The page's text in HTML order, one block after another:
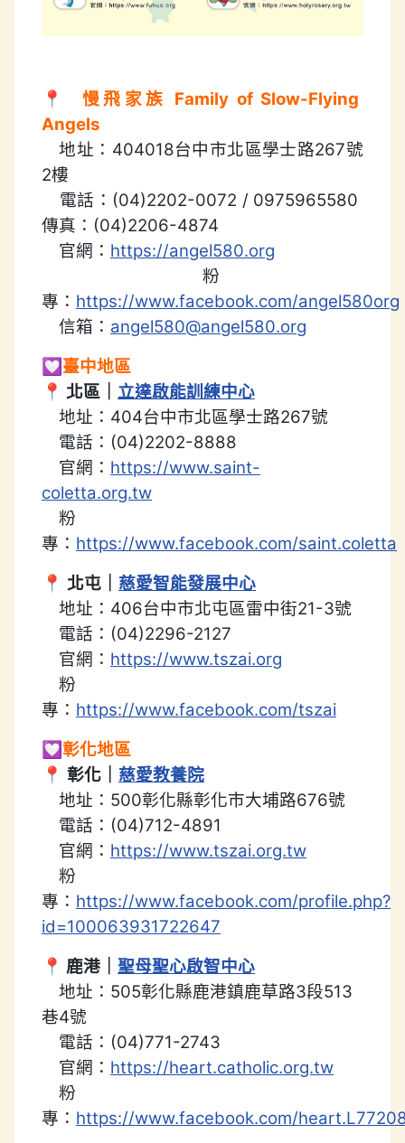
📍
慢飛家族 Family of Slow-Flying
Angels
地址：404018台中市北區學士路267號
2樓
電話：(04)2202-0072 / 0975965580
傳真：(04)2206-4874
官網： https://angel580.org
粉
專： https://www.facebook.com/angel580org
信箱： angel580@angel580.org
💟臺中地區
📍 北區｜ 立達啟能訓練中心
地址：404台中市北區學士路267號
電話：(04)2202-8888
官網： https://www.saint-
coletta.org.tw
粉
專： https://www.facebook.com/saint.coletta
📍 北屯｜ 慈愛智能發展中心
地址：406台中市北屯區雷中街21-3號
電話：(04)2296-2127
官網： https://www.tszai.org
粉
專： https://www.facebook.com/tszai
💟彰化地區
📍 彰化｜ 慈愛教養院
地址：500彰化縣彰化市大埔路676號
電話：(04)712-4891
官網： https://www.tszai.org.tw
粉
專： https://www.facebook.com/profile.php?
id=100063931722647
📍 鹿港｜ 聖母聖心啟智中心
地址：505彰化縣鹿港鎮鹿草路3段513
巷4號
電話：(04)771-2743
官網： https://heart.catholic.org.tw
粉
專： https://www.facebook.com/